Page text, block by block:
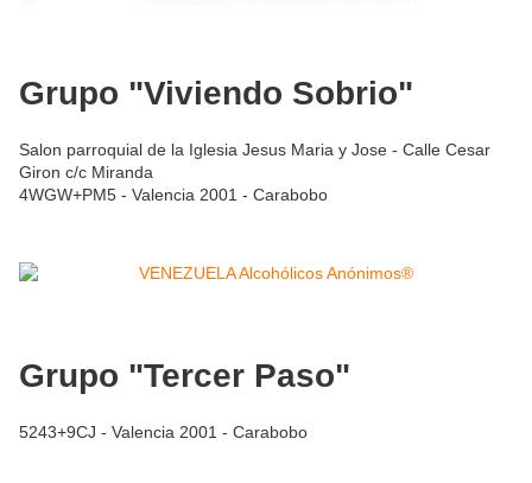
Grupo "Viviendo Sobrio"
Salon parroquial de la Iglesia Jesus Maria y Jose - Calle Cesar
Giron c/c Miranda
4WGW+PM5 - Valencia 2001 - Carabobo
Grupo "Tercer Paso"
5243+9CJ - Valencia 2001 - Carabobo